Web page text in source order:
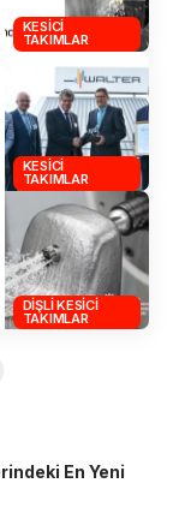
KESICI
TAKIMLAR
KESICI
TAKIMLAR
DIŞLI KESICI
TAKIMLAR
En Yeni